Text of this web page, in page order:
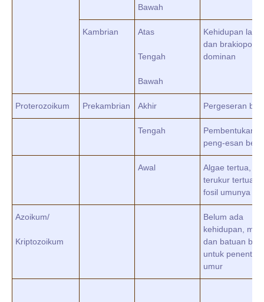
Bawah
Kambrian Atas
Tengah
Bawah
Kehidupan laut,
dan brakiopoda
dominan
Proterozoikum Prekambrian Akhir Pergeseran
Tengah
Pembentukan
peng-esan
Awal
Algae tertua,
terukur tertua
fosil umunya
Azoikum/
Kriptozoikum
Belum ada
kehidupan,
dan batuan
untuk
umur